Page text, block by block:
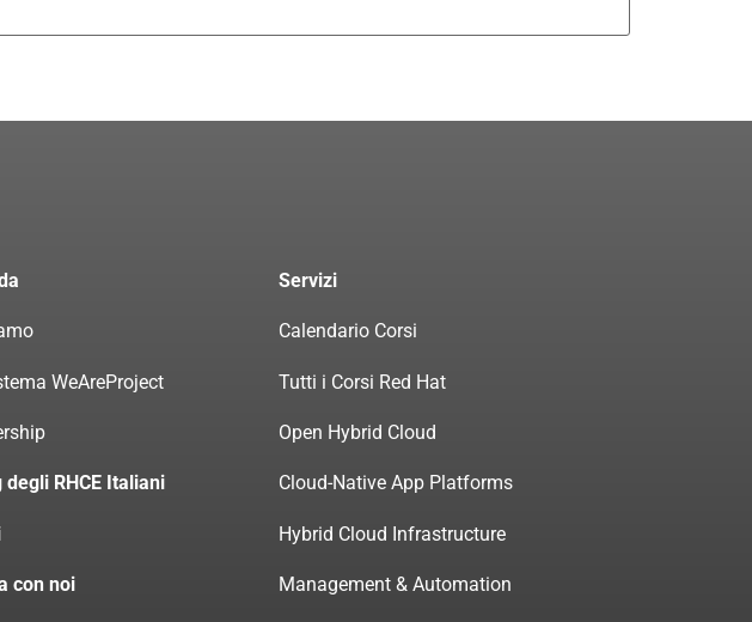
WeAreProject
degli RHCE Italiani
con noi
Servizi
Calendario Corsi
Tutti i Corsi Red Hat
Open Hybrid Cloud
Cloud-Native App Platforms
Hybrid Cloud Infrastructure
Management & Automation